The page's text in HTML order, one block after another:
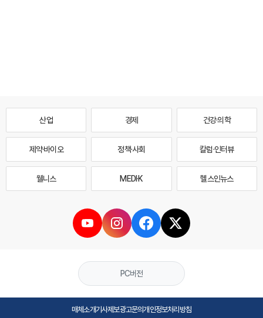
산업 경제 건강·의학
제약·바이오 정책·사회 칼럼·인터뷰
웰니스 MEDI·K 헬스인뉴스
PC버전
매체소개기사제보광고문의개인정보처리방침